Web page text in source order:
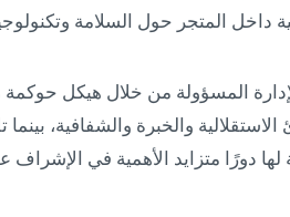
المتجر حول السلامة
المسؤولة من خلال هيكل حوكمة
والخبرة والشفافية، بينما
لها دورًا متزايد الأهمية في الإشراف